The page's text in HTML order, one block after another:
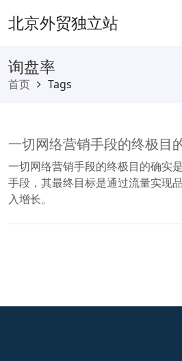
北京外贸独立站
询盘率
首页 Tags
一切网络营销手段的终极目
一切网络营销手段的终极目的确实
手段，其最终目标是通过流量实现
入增长。